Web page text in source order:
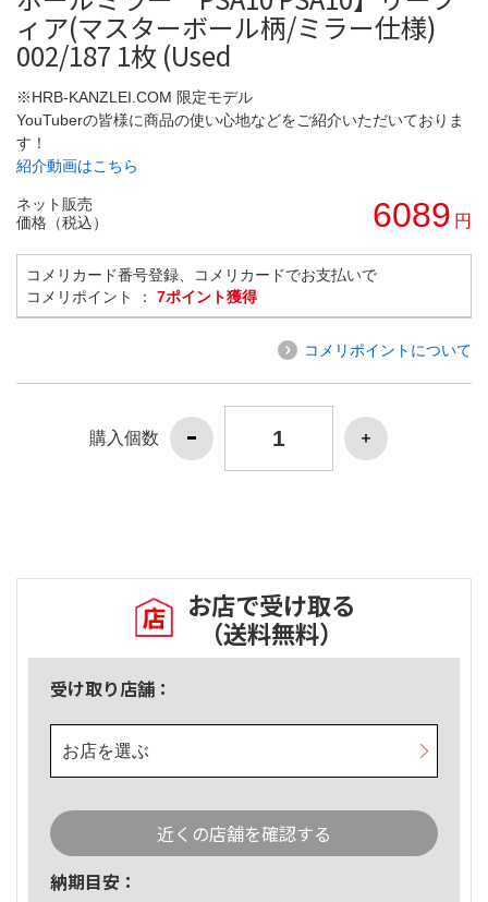
ィア(マスターボール柄/ミラー仕様)
002/187 1枚 (Used
※HRB-KANZLEI.COM 限定モデル
YouTuberの皆様に商品の使い心地などをご紹介いただいておりま
す！
紹介動画はこちら
ネット販売
価格（税込）
6089 円
コメリカード番号登録、コメリカードでお支払いで
コメリポイント ： 7ポイント獲得
コメリポイントについて
購入個数
お店で受け取る
（送料無料）
受け取り店舗：
お店を選ぶ
近くの店舗を確認する
納期目安：